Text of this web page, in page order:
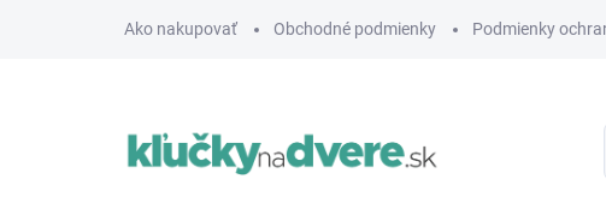
Ako nakupovať Obchodné podmienky Podmienky